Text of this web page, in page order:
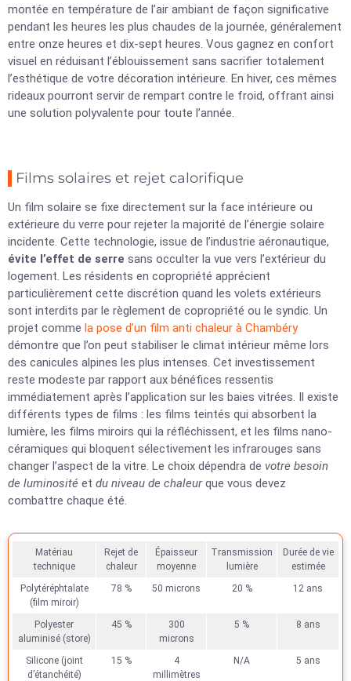
montée en température de l’air ambiant de façon significative
pendant les heures les plus chaudes de la journée, généralement
entre onze heures et dix-sept heures. Vous gagnez en confort
visuel en réduisant l’éblouissement sans sacrifier totalement
l’esthétique de votre décoration intérieure. En hiver, ces mêmes
rideaux pourront servir de rempart contre le froid, offrant ainsi
une solution polyvalente pour toute l’année.
Films solaires et rejet calorifique
Un film solaire se fixe directement sur la face intérieure ou
extérieure du verre pour rejeter la majorité de l’énergie solaire
incidente. Cette technologie, issue de l’industrie aéronautique,
évite l’effet de serre sans occulter la vue vers l’extérieur du
logement. Les résidents en copropriété apprécient
particulièrement cette discrétion quand les volets extérieurs
sont interdits par le règlement de copropriété ou le syndic. Un
projet comme la pose d’un film anti chaleur à Chambéry
démontre que l’on peut stabiliser le climat intérieur même lors
des canicules alpines les plus intenses. Cet investissement
reste modeste par rapport aux bénéfices ressentis
immédiatement après l’application sur les baies vitrées. Il existe
différents types de films : les films teintés qui absorbent la
lumière, les films miroirs qui la réfléchissent, et les films nano-
céramiques qui bloquent sélectivement les infrarouges sans
changer l’aspect de la vitre. Le choix dépendra de votre besoin
de luminosité et du niveau de chaleurque vous devez
combattre chaque été.
Matériau
technique
Rejet de
chaleur
Épaisseur
moyenne
Transmission
lumière
Durée de vie
estimée
Polytéréphtalate
(film miroir)
78 % 50 microns 20 % 12 ans
Polyester
aluminisé (store)
45 %
300
microns
5 % 8 ans
Silicone (joint
d’étanchéité)
15 %
4
millimètres
N/A 5 ans